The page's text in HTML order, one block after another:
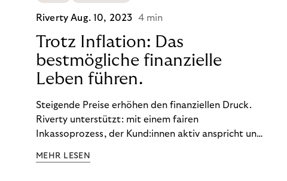
RivertyAug. 10, 2023 4 min
Trotz Inflation: Das
bestmögliche finanzielle
Leben führen.
Steigende Preise erhöhen den finanziellen Druck.
Riverty unterstützt: mit einem fairen
Inkassoprozess, der Kund:innen aktiv anspricht und
Finanzbildung ermöglicht. So bleiben Menschen
MEHR LESEN